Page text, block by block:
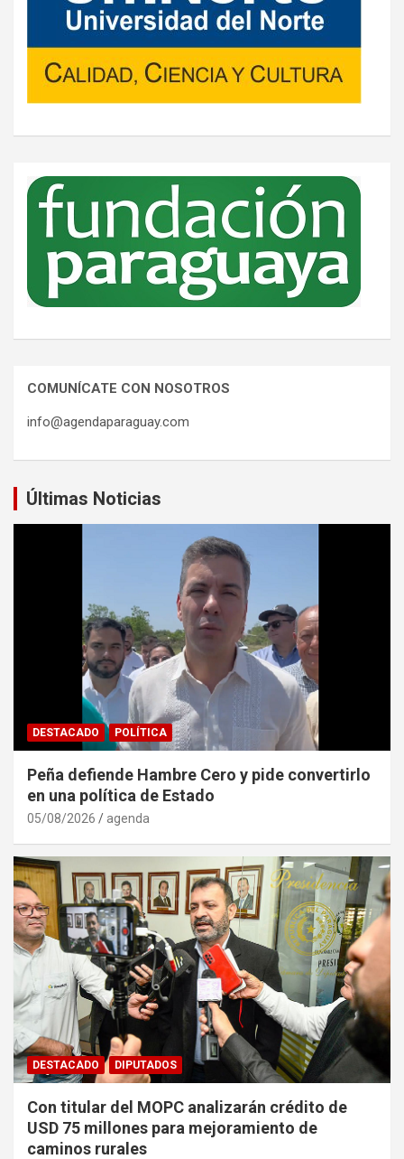
COMUNÍCATE CON NOSOTROS
info@agendaparaguay.com
Últimas Noticias
DESTACADO POLÍTICA
Peña defiende Hambre Cero y pide convertirlo
en una política de Estado
05/08/2026 agenda
DESTACADO DIPUTADOS
Con titular del MOPC analizarán crédito de
USD 75 millones para mejoramiento de
caminos rurales